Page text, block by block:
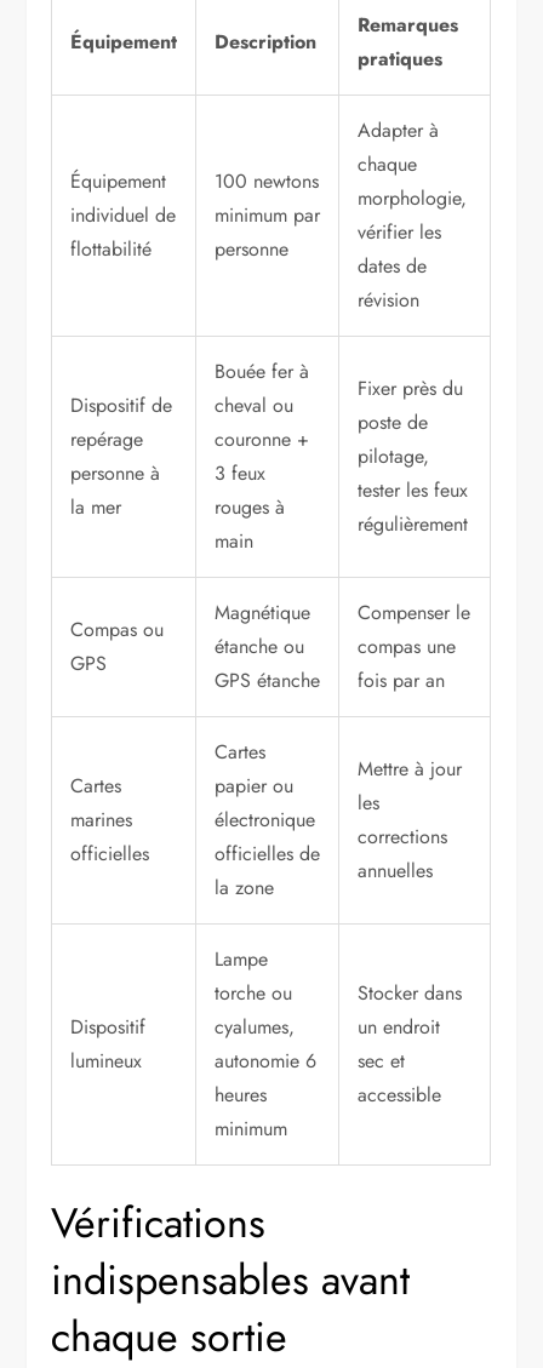
Équipement Description
Remarques
pratiques
Équipement
individuel de
flottabilité
100 newtons
minimum par
personne
Adapter à
chaque
morphologie,
vérifier les
dates de
révision
Dispositif de
repérage
personne à
la mer
Bouée fer à
cheval ou
couronne +
3 feux
rouges à
main
Fixer près du
poste de
pilotage,
tester les feux
régulièrement
Compas ou
GPS
Magnétique
étanche ou
GPS étanche
Compenser le
compas une
fois par an
Cartes
marines
officielles
Cartes
papier ou
électronique
officielles de
la zone
Mettre à jour
les
corrections
annuelles
Dispositif
lumineux
Lampe
torche ou
cyalumes,
autonomie 6
heures
minimum
Stocker dans
un endroit
sec et
accessible
Vérifications
indispensables avant
chaque sortie